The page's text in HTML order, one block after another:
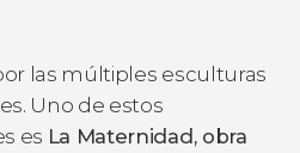
las múltiples esculturas
Uno de estos
es La Maternidad, obra